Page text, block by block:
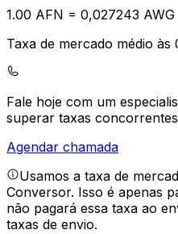
1.00 AFN = 0,027243 AWG
Taxa de mercado médio às
Fale hoje com um
superar taxas
Agendar chamada
Usamos a taxa de
Conversor. Isso é apenas
não pagará essa taxa ao
taxas de envio.